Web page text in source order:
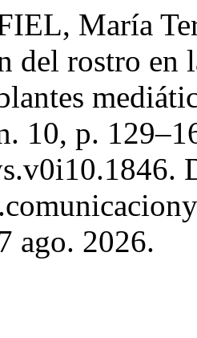
María
del rostro en
10, p.
ago. 2026.